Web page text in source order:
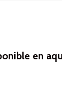
en